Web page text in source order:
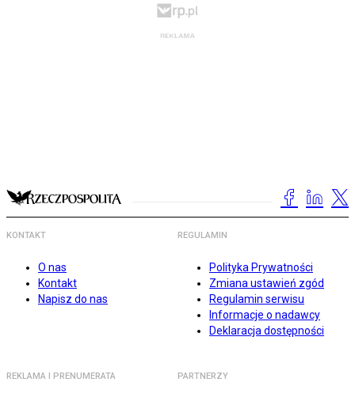
KONTAKT
O nas
Kontakt
Napisz do nas
REGULAMIN
Polityka Prywatności
Zmiana ustawień zgód
Regulamin serwisu
Informacje o nadawcy
Deklaracja dostępności
REKLAMA I PRENUMERATA PARTNERZY